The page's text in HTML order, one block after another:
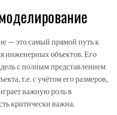
— это самый прямой путь к
инженерных объектов. Его
с полным представлением
т.е. с учётом его размеров,
важную роль в
критически важна.